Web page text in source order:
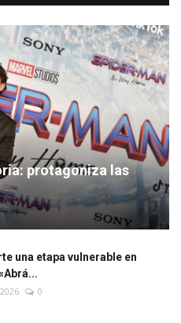
protagoniza las
una etapa vulnerable en
0